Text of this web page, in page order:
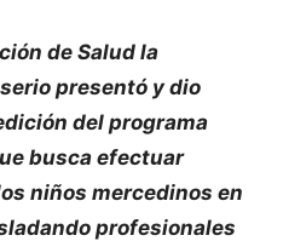
de Salud la
presentó y dio
del programa
busca efectuar
niños mercedinos en
profesionales